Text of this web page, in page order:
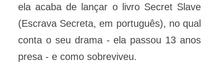
ela acaba de lançar o livro Secret Slave
(Escrava Secreta, em português), no qual
conta o seu drama - ela passou 13 anos
presa - e como sobreviveu.